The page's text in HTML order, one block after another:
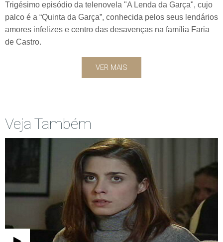
Trigésimo episódio da telenovela "A Lenda da Garça", cujo
palco é a “Quinta da Garça”, conhecida pelos seus lendários
amores infelizes e centro das desavenças na família Faria
de Castro.
VER MAIS
Veja Também